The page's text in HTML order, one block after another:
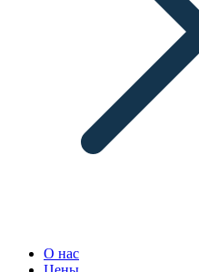
О нас